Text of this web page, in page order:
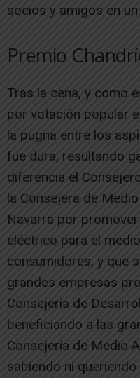
socios y amigos en
Premio
Tras la cena, y como
por votación popular
la pugna entre los
fue dura, resultando
diferencia el
la Consejera de
Navarra por
eléctrico para el
consumidores, y que
grandes empresas
Consejería de
beneficiando a las
Consejería de Medio
sabiendo ni